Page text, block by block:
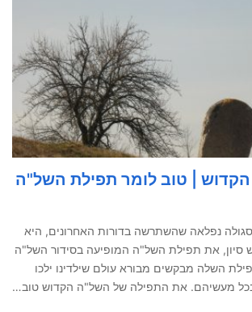
| טוב לומר תפילת השל"ה
נפלאה שהשתרשה בדורות האחרונים, היא
סיון, את תפילת השל"ה המופיעה בסידור השל"ה
השלה מבקשים מבורא עולם שילדינו ילכו
בכל מעשיהם. את התפילה של השל"ה הקדוש טוב…